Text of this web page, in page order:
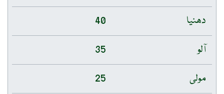
دھنیا
40
آلو
35
مولی
25